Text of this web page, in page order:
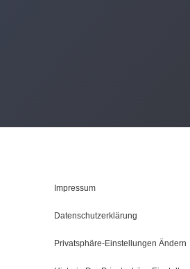
Impressum
Datenschutzerklärung
Privatsphäre-Einstellungen Ändern